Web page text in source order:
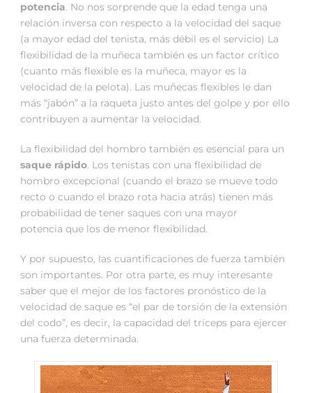
potencia. No nos sorprende que la edad tenga una
relación inversa con respecto a la velocidad del saque
(a mayor edad del tenista, más débil es el servicio) La
flexibilidad de la muñeca también es un factor crítico
(cuanto más flexible es la muñeca, mayor es la
velocidad de la pelota). Las muñecas flexibles le dan
más “jabón” a la raqueta justo antes del golpe y por ello
contribuyen a aumentar la velocidad.
La flexibilidad del hombro también es esencial para un
saque rápido. Los tenistas con una flexibilidad de
hombro excepcional (cuando el brazo se mueve todo
recto o cuando el brazo rota hacia atrás) tienen más
probabilidad de tener saques con una mayor
potencia que los de menor flexibilidad.
Y por supuesto, las cuantificaciones de fuerza también
son importantes. Por otra parte, es muy interesante
saber que el mejor de los factores pronóstico de la
velocidad de saque es “el par de torsión de la extensión
del codo”, es decir, la capacidad del tríceps para ejercer
una fuerza determinada.